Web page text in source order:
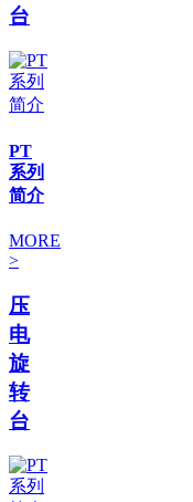
台
PT
系列
简介
MORE
>
压
电
旋
转
台